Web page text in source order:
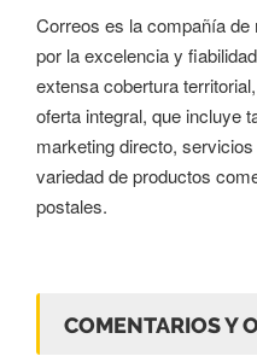
Correos es la compañía
por la excelencia y
extensa cobertura
oferta integral, que incluye
marketing directo,
variedad de productos
postales.
COMENTARIOS Y